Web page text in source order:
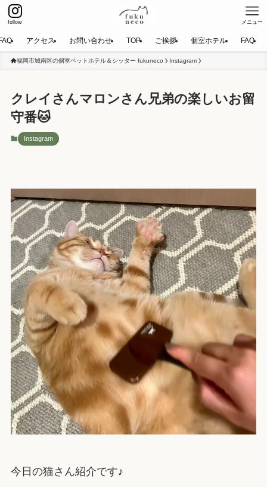
follow メニュー
アクセス お問い合わせ TOP ご挨拶 個室ホテル FAQ
福岡市城南区の個室ペットホテル＆シッター fukuneco Instagram
クレイさんマロンさん兄弟の楽しいお留
守番🐱
Instagram
今日の猫さん紹介です♪